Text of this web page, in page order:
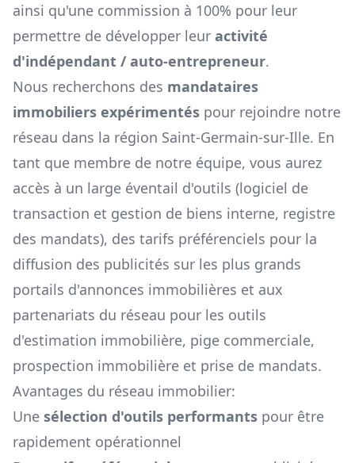
ainsi qu'une commission à 100% pour leur
permettre de développer leur activité
d'indépendant / auto-entrepreneur.
Nous recherchons des mandataires
immobiliers expérimentés pour rejoindre notre
réseau dans la région Saint-Germain-sur-Ille. En
tant que membre de notre équipe, vous aurez
accès à un large éventail d'outils (logiciel de
transaction et gestion de biens interne, registre
des mandats), des tarifs préférenciels pour la
diffusion des publicités sur les plus grands
portails d'annonces immobilières et aux
partenariats du réseau pour les outils
d'estimation immobilière, pige commerciale,
prospection immobilière et prise de mandats.
Avantages du réseau immobilier:
Une sélection d'outils performants pour être
rapidement opérationnel